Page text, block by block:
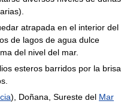
atrapada en el interior del
de lagos de agua dulce
del nivel del mar.
esteros barridos por la brisa
), Doñana, Sureste del Mar